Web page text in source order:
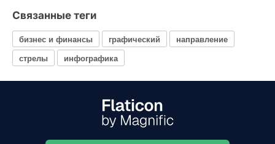
Связанные теги
бизнес и финансы графический
направление
стрелы
инфографика